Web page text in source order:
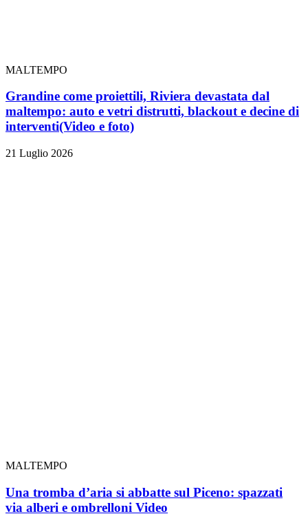
MALTEMPO
Grandine come proiettili, Riviera devastata dal
maltempo: auto e vetri distrutti, blackout e decine di
interventi(Video e foto)
21 Luglio 2026
MALTEMPO
Una tromba d’aria si abbatte sul Piceno: spazzati
via alberi e ombrelloni Video